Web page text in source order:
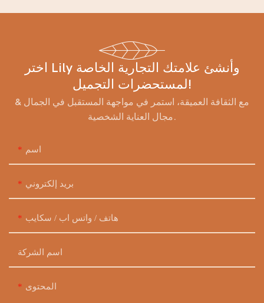
اختر Lily وأنشئ علامتك التجارية الخاصة
لمستحضرات التجميل!
مع الثقافة العميقة، استمر في مواجهة المستقبل في الجمال &
مجال العناية الشخصية.
اسم
بريد إلكتروني
هاتف / واتس اب / سكايب
اسم الشركة
المحتوى